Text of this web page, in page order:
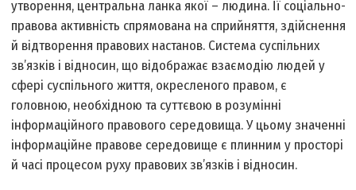
утворення, центральна ланка якої – людина. Її соціально-
правова активність спрямована на сприйняття, здійснення
й відтворення правових настанов. Система суспільних
зв’язків і відносин, що відображає взаємодію людей у
сфері суспільного життя, окресленого правом, є
головною, необхідною та суттєвою в розумінні
інформаційного правового середовища. У цьому значенні
інформаційне правове середовище є плинним у просторі
й часі процесом руху правових зв’язків і відносин.